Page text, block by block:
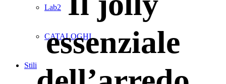
Lab2
CATALOGHI
Stili
essenziale